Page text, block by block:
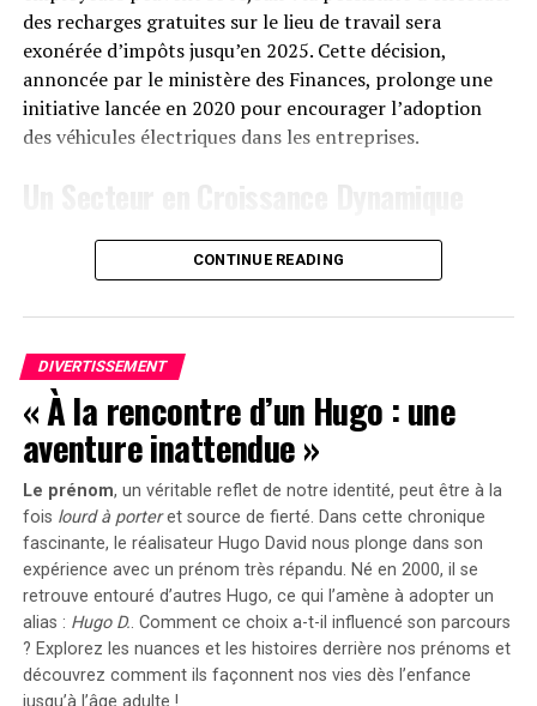
Le solarbank 2 AC est disponible sur le site officiel
d’Anker SOLIX ainsi que sur Amazon au prix standard de
1299 euros. Cependant, une offre promotionnelle
« early bird » sera active du20 janvier au 23 février
2025, permettant aux acheteurs intéressés d’acquérir
le Solarbank 2 AC représente une avancée significative
engagement envers la durabilité environnementale.
des recharges gratuites sur le lieu de travail sera
exonérée d’impôts jusqu’en 2025. Cette décision,
annoncée par le ministère des Finances, prolonge une
initiative lancée en 2020 pour encourager l’adoption
des véhicules électriques dans les entreprises.
Cette prolongation intervient à un moment clé, alors
que le marché des voitures électriques continue
En2023, les particuliers représentent désormais 84%
des acquisitions de véhicules électriques, contre
seulement 68% en 2018.
Concrètement,cette mesure permet aux sociétés
d’installer gratuitement des bornes de recharge pour
leurs employés sans impact fiscal. Les frais liés à
l’électricité pour ces recharges ne seront pas pris en
compte dans le calcul des avantages en nature. De plus,
un abattement de 50% sur ces avantages est maintenu
avec un plafond révisé à environ 2000 euros pour
l’année prochaine.
CONTINUE READING
DIVERTISSEMENT
« À la rencontre d’un Hugo : une
aventure inattendue »
Le prénom, un véritable reflet de notre identité, peut être à la
fois lourd à porteret source de fierté. Dans cette chronique
fascinante, le réalisateur Hugo David nous plonge dans son
expérience avec un prénom très répandu. Né en 2000, il se
retrouve entouré d’autres Hugo, ce qui l’amène à adopter un
alias : Hugo D.. Comment ce choix a-t-il influencé son parcours
? Explorez les nuances et les histoires derrière nos prénoms et
découvrez comment ils façonnent nos vies dès l’enfance
jusqu’à l’âge adulte !